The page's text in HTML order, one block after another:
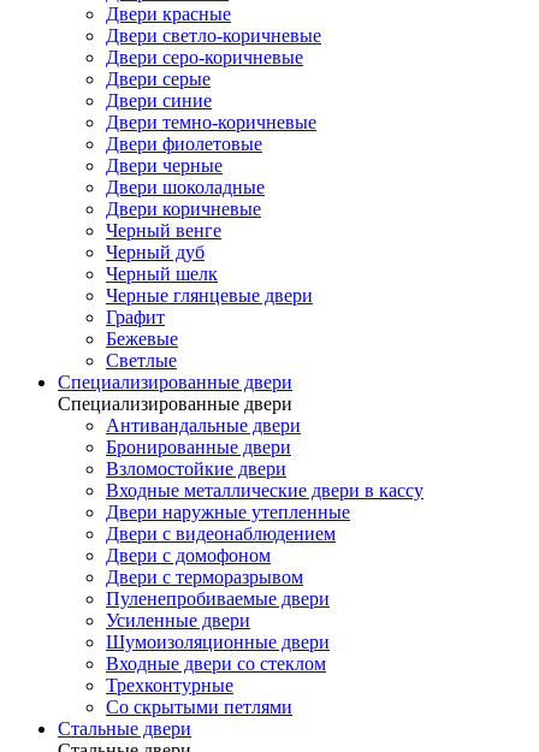
Двери красные
Двери светло-коричневые
Двери серо-коричневые
Двери серые
Двери синие
Двери темно-коричневые
Двери фиолетовые
Двери черные
Двери шоколадные
Двери коричневые
Черный венге
Черный дуб
Черный шелк
Черные глянцевые двери
Графит
Бежевые
Светлые
Специализированные двери
Специализированные двери
Антивандальные двери
Бронированные двери
Взломостойкие двери
Входные металлические двери в кассу
Двери наружные утепленные
Двери с видеонаблюдением
Двери с домофоном
Двери с терморазрывом
Пуленепробиваемые двери
Усиленные двери
Шумоизоляционные двери
Входные двери со стеклом
Трехконтурные
Со скрытыми петлями
Стальные двери